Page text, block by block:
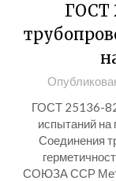
ГОСТ
ГОСТ 25136-
испытаний
Соединения
СОЮЗА ССР